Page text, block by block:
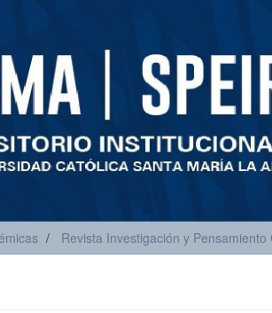
Revista Investigación y Pensamiento